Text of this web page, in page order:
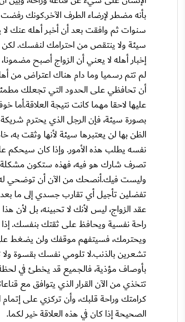
بأنه مضطر لإرضاء الطرف الآخر.كونك
سنوات ثم وافقت بعد أن أخبر أهله عنك
سيئة ولا ينتقص من احترامك لنفسك. لكن
إخبار أهله لا يعني أن الزواج أصبح
لم تتم رسميا وما دام هناك اعتراض من
أن تحافظي على الحدود التي تجعلك
عليها لاحقا مهما كانت نتيجة العلاقة.أما
بصورة سيئة، فإن الرجل الذي يحترم
الظن بها لن يعتبرها سيئة لأنها وثقت به،
نفسه يطلب هذه الأمور. وإذا كان
تصرف شارك هو فيه، فهذه ستكون مشكلة
وليست فيك.أنصحك من الآن أن توضحي له
تفضلين تأجيل أي تقارب جسدي إلى ما بعد
عقد الزواج، ليس لأنك لا تحبينه، بل لأن
راحة نفسية ويحافظ على ثقتك بنفسك.
ويحترمك، فسيتفهم موقفك ولن يضغط
تشعرين بالذنب.لا تلومي نفسك بقسوة
بأوصاف مؤذية، فالجميع قد يخطئ في
تتخذي من الآن القرار الذي يتوافق مع
كرامتك وراحة قلبك، وأن تركزي على إتمام
الصحيحة إذا كان في هذه العلاقة خير لكما.